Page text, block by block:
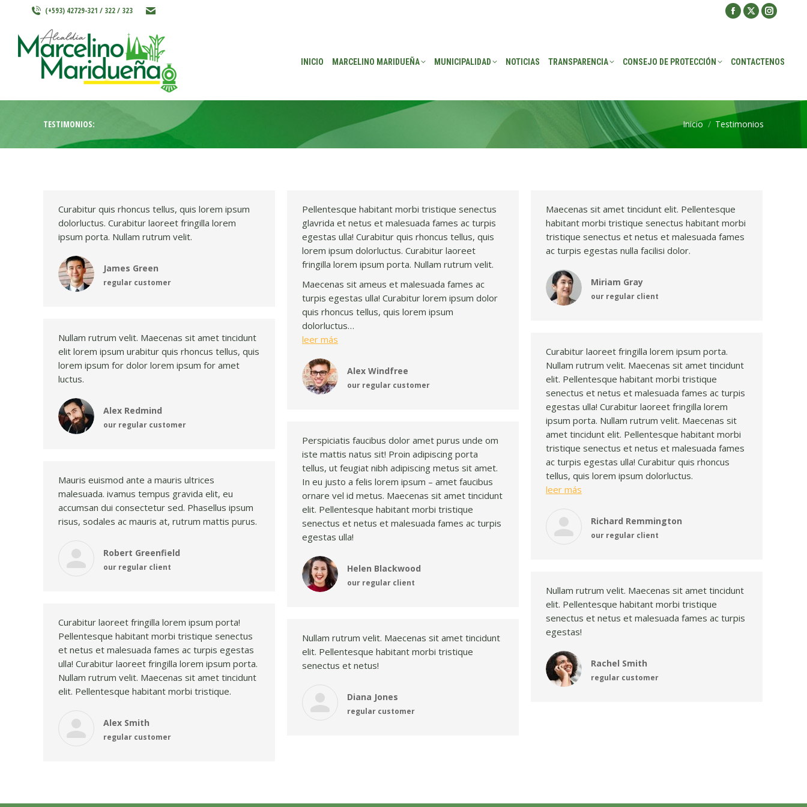
(+593) 42729-321 / 322 / 323
Facebook
in
X
in
in
INICIO MARCELINO MARIDUEÑA MUNICIPALIDAD NOTICIAS TRANSPARENCIA CONSEJO DE PROTECCIÓN CONTACTENOS
TESTIMONIOS: Estás aquí:
Inicio Testimonios
Curabitur quis rhoncus tellus, quis lorem ipsum
dolorluctus. Curabitur laoreet fringilla lorem
ipsum porta. Nullam rutrum velit.
James Green
regular customer
Pellentesque habitant morbi tristique senectus
glavrida et netus et malesuada fames ac turpis
egestas ulla! Curabitur quis rhoncus tellus, quis
lorem ipsum dolorluctus. Curabitur laoreet
fringilla lorem ipsum porta. Nullam rutrum velit.
Maecenas sit ameus et malesuada fames ac
turpis egestas ulla! Curabitur lorem ipsum dolor
quis rhoncus tellus, quis lorem ipsum
dolorluctus…
leer más
Alex Windfree
our regular customer
Maecenas sit amet tincidunt elit. Pellentesque
habitant morbi tristique senectus habitant morbi
tristique senectus et netus et malesuada fames
ac turpis egestas nulla facilisi dolor.
Miriam Gray
our regular client
Nullam rutrum velit. Maecenas sit amet tincidunt
elit lorem ipsum urabitur quis rhoncus tellus, quis
lorem ipsum for dolor lorem ipsum for amet
luctus.
Alex Redmind
our regular customer
Curabitur laoreet fringilla lorem ipsum porta.
Nullam rutrum velit. Maecenas sit amet tincidunt
elit. Pellentesque habitant morbi tristique
senectus et netus et malesuada fames ac turpis
egestas ulla! Curabitur laoreet fringilla lorem
ipsum porta. Nullam rutrum velit. Maecenas sit
amet tincidunt elit. Pellentesque habitant morbi
tristique senectus et netus et malesuada fames
ac turpis egestas ulla! Curabitur quis rhoncus
tellus, quis lorem ipsum dolorluctus.
leer más
Richard Remmington
our regular client
Perspiciatis faucibus dolor amet purus unde om
iste mattis natus sit! Proin adipiscing porta
tellus, ut feugiat nibh adipiscing metus sit amet.
In eu justo a felis lorem ipsum – amet faucibus
ornare vel id metus. Maecenas sit amet tincidunt
elit. Pellentesque habitant morbi tristique
senectus et netus et malesuada fames ac turpis
egestas ulla!
Helen Blackwood
our regular client
Mauris euismod ante a mauris ultrices
malesuada. ivamus tempus gravida elit, eu
accumsan dui consectetur sed. Phasellus ipsum
risus, sodales ac mauris at, rutrum mattis purus.
Robert Greenfield
our regular client
Nullam rutrum velit. Maecenas sit amet tincidunt
elit. Pellentesque habitant morbi tristique
senectus et netus et malesuada fames ac turpis
egestas!
Rachel Smith
regular customer
Curabitur laoreet fringilla lorem ipsum porta!
Pellentesque habitant morbi tristique senectus
et netus et malesuada fames ac turpis egestas
ulla! Curabitur laoreet fringilla lorem ipsum porta.
Nullam rutrum velit. Maecenas sit amet tincidunt
elit. Pellentesque habitant morbi tristique.
Alex Smith
regular customer
Nullam rutrum velit. Maecenas sit amet tincidunt
elit. Pellentesque habitant morbi tristique
senectus et netus!
Diana Jones
regular customer